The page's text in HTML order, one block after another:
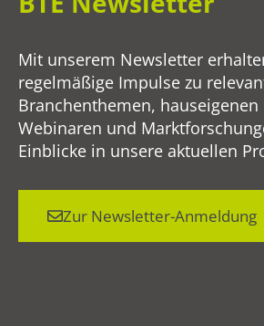
Mit unserem Newsletter
regelmäßige Impulse zu
Branchenthemen, hauseigenen
Webinaren und
Einblicke in unsere aktuellen
Zur Newsletter-Anmeldung